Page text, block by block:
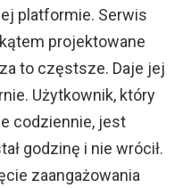
platformie. Serwis
projektowane
to częstsze. Daje jej
Użytkownik, który
codziennie, jest
godzinę i nie wrócił.
zaangażowania